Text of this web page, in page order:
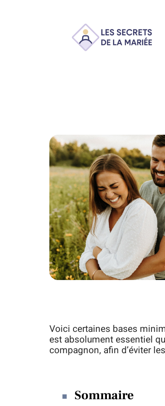
Voici certaines bases
est absolument essentiel
compagnon, afin d’éviter
Sommaire